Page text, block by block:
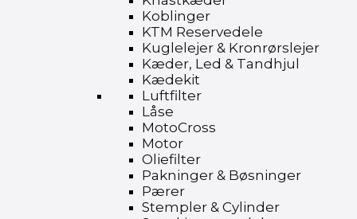
Koblinger
KTM Reservedele
Kuglelejer & Kronrørslejer
Kæder, Led & Tandhjul
Kædekit
Luftfilter
Låse
MotoCross
Motor
Oliefilter
Pakninger & Bøsninger
Pærer
Stempler & Cylinder